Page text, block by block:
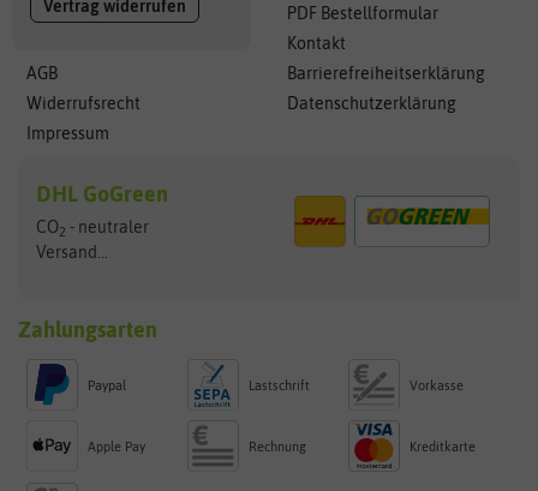
Vertrag widerrufen
AGB
Widerrufsrecht
Impressum
PDF Bestellformular
Kontakt
Barrierefreiheitserklärung
Datenschutzerklärung
DHL GoGreen
CO2 - neutraler
Versand...
Zahlungsarten
Paypal Lastschrift Vorkasse
Apple Pay Rechnung Kreditkarte